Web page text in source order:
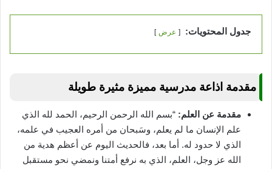
جدول المحتويات: عرض
مقدمة اذاعة مدرسية مميزة مثيرة طويلة
مقدمة عن العلم: “بسم الله الرحمن الرحيم، الحمد لله الذي
علم الإنسان ما لم يعلم، وسَبحان من أمره العجيب في علمه،
الذي لا حدود له. أما بعد، فالحديث اليوم عن أعظم هدية من
الله عز وجل، العلم، الذي به نرفع أمتنا ونمضي نحو مستقبل